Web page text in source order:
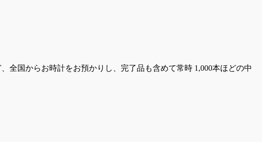
全国からお時計をお預かりし、完了品も含めて常時 1,000本ほどの中